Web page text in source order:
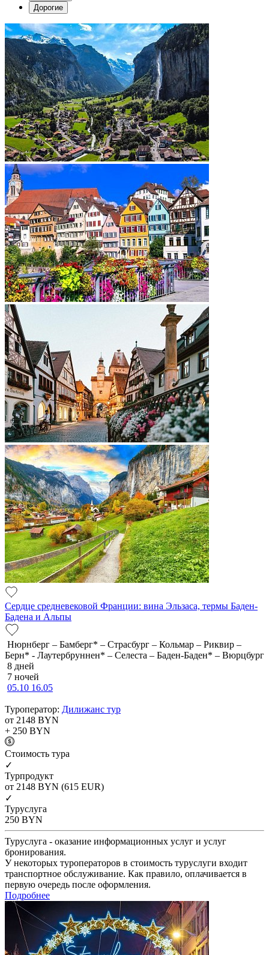
Дорогие
Сердце средневековой Франции: вина Эльзаса, термы Баден-
Бадена и Альпы
Нюрнберг – Бамберг* – Страсбург – Кольмар – Риквир –
Берн* - Лаутербруннен* – Селеста – Баден-Баден* – Вюрцбург
8 дней
7 ночей
05.10 16.05
Туроператор: Дилижанс тур
от 2148 BYN
+ 250 BYN
Cтоимость тура
✓
Турпродукт
от 2148 BYN (615 EUR)
✓
Туруслуга
250 BYN
Туруслуга - оказание информационных услуг и услуг
бронирования.
У некоторых туроператоров в стоимость туруслуги входит
транспортное обслуживание. Как правило, оплачивается в
первую очередь после оформления.
Подробнее